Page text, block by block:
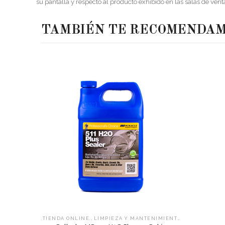
su pantalla y respecto al producto exhibido en las salas de
TAMBIÉN TE
.TIENDA ONLINE. LIMPIEZA Y MANTENIMIENTO